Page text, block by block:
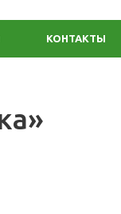
КОНТАКТЫ